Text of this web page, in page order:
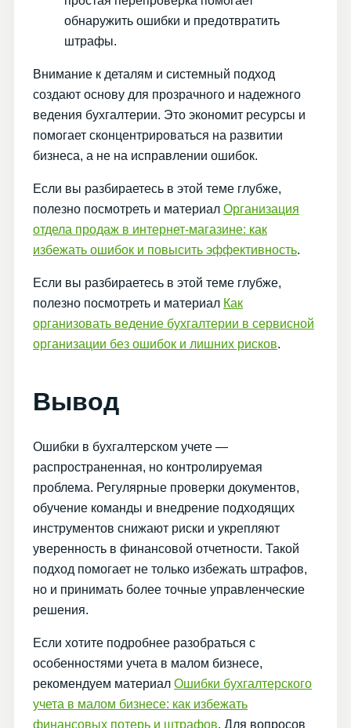
обнаружить ошибки и предотвратить
штрафы.
Внимание к деталям и системный подход
создают основу для прозрачного и надежного
ведения бухгалтерии. Это экономит ресурсы и
помогает сконцентрироваться на развитии
бизнеса, а не на исправлении ошибок.
Если вы разбираетесь в этой теме глубже,
полезно посмотреть и материал Организация
отдела продаж в интернет-магазине: как
избежать ошибок и повысить эффективность.
Если вы разбираетесь в этой теме глубже,
полезно посмотреть и материал Как
организовать ведение бухгалтерии в сервисной
организации без ошибок и лишних рисков.
Вывод
Ошибки в бухгалтерском учете —
распространенная, но контролируемая
проблема. Регулярные проверки документов,
обучение команды и внедрение подходящих
инструментов снижают риски и укрепляют
уверенность в финансовой отчетности. Такой
подход помогает не только избежать штрафов,
но и принимать более точные управленческие
решения.
Если хотите подробнее разобраться с
особенностями учета в малом бизнесе,
рекомендуем материал Ошибки бухгалтерского
учета в малом бизнесе: как избежать
финансовых потерь и штрафов. Для вопросов